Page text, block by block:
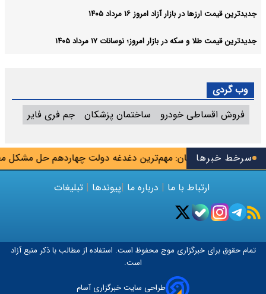
سرخط خبرها
پزشکیان: مهم‌ترین دغدغه دولت چهاردهم حل مشکل
جدیدترین قیمت ارزها در بازار آزاد امروز ۱۶ مرداد ۱۴۰۵
جدیدترین قیمت طلا و سکه در بازار امروز؛ نوسانات ۱۷ مرداد ۱۴۰۵
وب گردی
فروش اقساطی خودرو
ساختمان پزشکان جم فری فایر
ارتباط با ما | درباره ما |پیوندها | تبلیغات
تمام حقوق برای خبرگزاری موج محفوظ است. استفاده از مطالب با ذکر منبع آزاد
است.
طراحی سایت خبرگزاری آسام